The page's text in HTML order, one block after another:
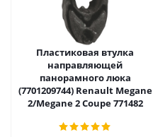
Пластиковая втулка
направляющей
панорамного люка
(7701209744) Renault Megane
2/Megane 2 Coupe 771482